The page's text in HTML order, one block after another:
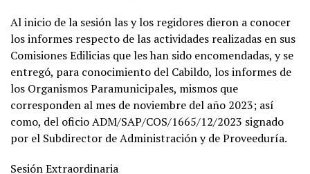
Al inicio de la sesión las y los regidores dieron a conocer
los informes respecto de las actividades realizadas en sus
Comisiones Edilicias que les han sido encomendadas, y se
entregó, para conocimiento del Cabildo, los informes de
los Organismos Paramunicipales, mismos que
corresponden al mes de noviembre del año 2023; así
como, del oficio ADM/SAP/COS/1665/12/2023 signado
por el Subdirector de Administración y de Proveeduría.
Sesión Extraordinaria